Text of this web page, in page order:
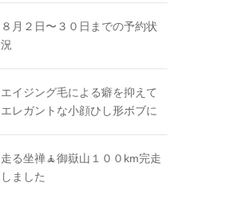
８月２日〜３０日までの予約状
況
エイジング毛による癖を抑えて
エレガントな小顔ひし形ボブに
走る坐禅🧘御嶽山１００km完走
しました